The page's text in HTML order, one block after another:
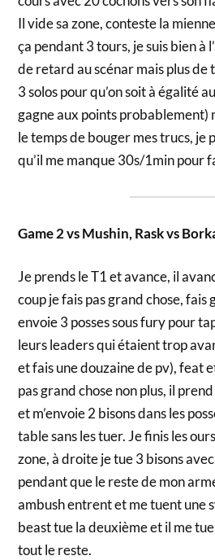
Il vide sa zone, conteste la
ça pendant 3 tours, je suis bien à
de retard au scénar mais plus de
3 solos pour qu’on soit à égalité
gagne aux points probablement)
le temps de bouger mes trucs, je
qu’il me manque 30s/1min pour
Game 2 vs Mushin, Rask vs
Je prends le T1 et avance, il
coup je fais pas grand chose, fais
envoie 3 posses sous fury pour
leurs leaders qui étaient trop
et fais une douzaine de pv), feat
pas grand chose non plus, il
et m’envoie 2 bisons dans les
table sans les tuer. Je finis les
zone, à droite je tue 3 bisons
pendant que le reste de mon
ambush entrent et me tuent une
beast tue la deuxième et il me
tout le reste.